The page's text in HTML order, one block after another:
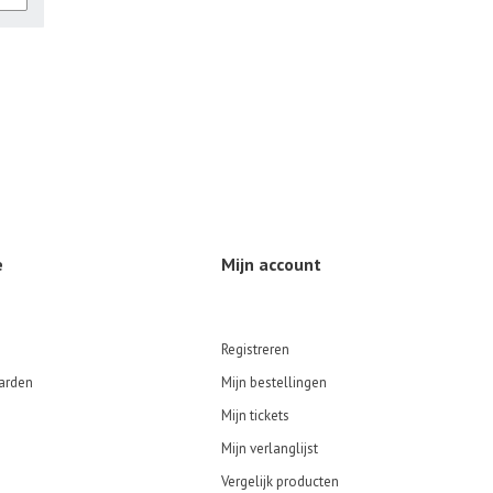
Mijn account
Registreren
Mijn bestellingen
Mijn tickets
Mijn verlanglijst
Vergelijk producten